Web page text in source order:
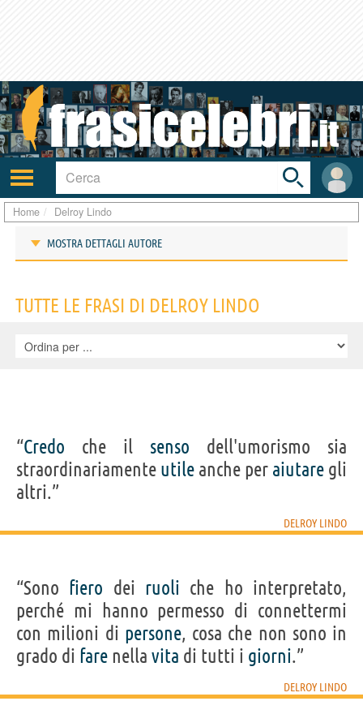
Attiva/disattiva
navigazione
User
area
Toggle
search
bar
Home Delroy Lindo
MOSTRA DETTAGLI AUTORE
IDENTIKIT E DATI ANAGRAFICI
Nome Delroy
Cognome Lindo
Nato 18 novembre 1952
Sesso
Nazionalità
Segno zodiacale Scorpione
TUTTE LE FRASI DI DELROY LINDO
“Credo che il senso dell'umorismo sia
straordinariamente utile anche per aiutare gli
altri.”
DELROY LINDO
“Sono fiero dei ruoli che ho interpretato,
perché mi hanno permesso di connettermi
con milioni di persone, cosa che non sono in
grado di fare nella vita di tutti i giorni.”
DELROY LINDO